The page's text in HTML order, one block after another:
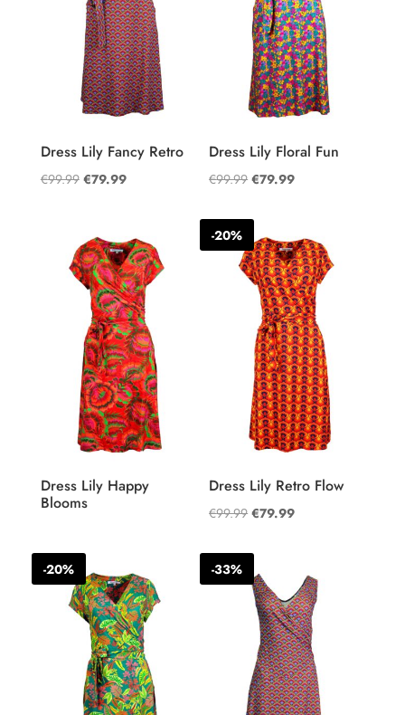
Dress Lily Fancy Retro
€99.99 Oorspronkelijke
€99.99.
€79.99Huidige
€79.99.
Dress Lily Floral Fun
€99.99 Oorspronkelijke
was:
€99.99.
€79.99Huidige
€79.99.
Dress Lily Happy
Blooms
-20%
Dress Lily Retro Flow
€99.99 Oorspronkelijke
was:
€99.99.
€79.99Huidige
€79.99.
-20% -33%